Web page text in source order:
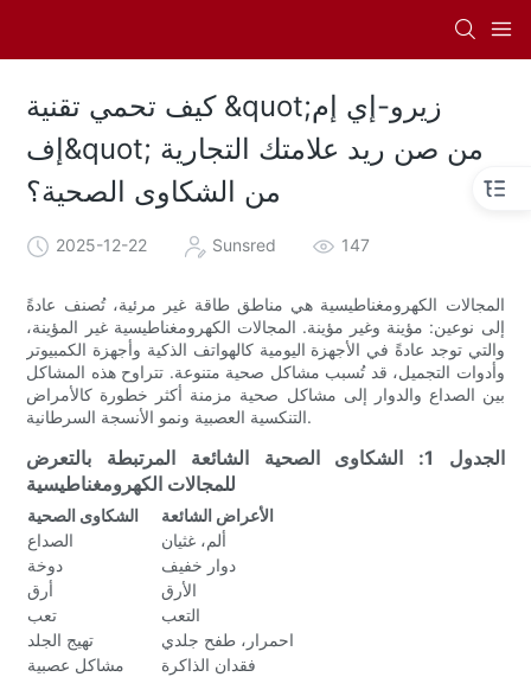
كيف تحمي تقنية &quot;زيرو-إي إم
إف&quot; من صن ريد علامتك التجارية
من الشكاوى الصحية؟
2025-12-22 Sunsred 147
المجالات الكهرومغناطيسية هي مناطق طاقة غير مرئية، تُصنف عادةً
إلى نوعين: مؤينة وغير مؤينة. المجالات الكهرومغناطيسية غير المؤينة،
والتي توجد عادةً في الأجهزة اليومية كالهواتف الذكية وأجهزة الكمبيوتر
وأدوات التجميل، قد تُسبب مشاكل صحية متنوعة. تتراوح هذه المشاكل
بين الصداع والدوار إلى مشاكل صحية مزمنة أكثر خطورة كالأمراض
التنكسية العصبية ونمو الأنسجة السرطانية.
الجدول 1: الشكاوى الصحية الشائعة المرتبطة بالتعرض
للمجالات الكهرومغناطيسية
الشكاوى الصحية
الأعراض الشائعة
الصداع
ألم، غثيان
دوخة
دوار خفيف
أرق
الأرق
تعب
التعب
تهيج الجلد
احمرار، طفح جلدي
مشاكل عصبية
فقدان الذاكرة